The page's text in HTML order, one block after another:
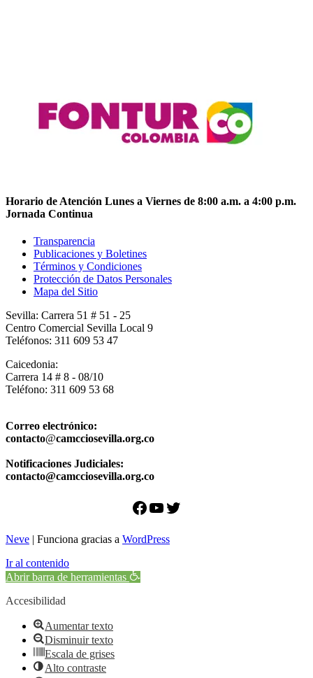
Horario de Atención Lunes a Viernes de 8:00 a.m. a 4:00 p.m.
Jornada Continua
Transparencia
Publicaciones y Boletines
Términos y Condiciones
Protección de Datos Personales
Mapa del Sitio
Sevilla: Carrera 51 # 51 - 25
Centro Comercial Sevilla Local 9
Teléfonos: 311 609 53 47
Caicedonia:
Carrera 14 # 8 - 08/10
Teléfono: 311 609 53 68
Correo electrónico:
contacto@camcciosevilla.org.co
Notificaciones Judiciales:
contacto@camcciosevilla.org.co
Facebook
YouTube
Twitter
Neve | Funciona gracias a WordPress
Ir al contenido
Abrir barra de herramientas
Accesibilidad
Aumentar texto
Disminuir texto
Escala de grises
Alto contraste